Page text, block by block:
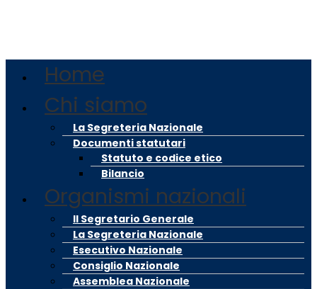
Home
Chi siamo
La Segreteria Nazionale
Documenti statutari
Statuto e codice etico
Bilancio
Organismi nazionali
Il Segretario Generale
La Segreteria Nazionale
Esecutivo Nazionale
Consiglio Nazionale
Assemblea Nazionale